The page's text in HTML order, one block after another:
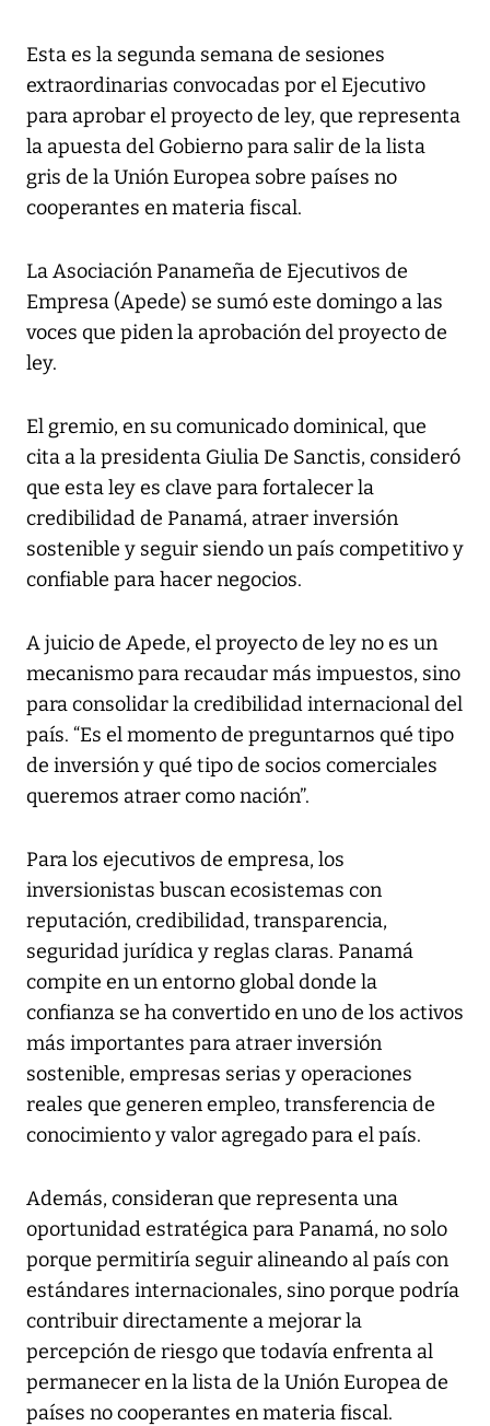
Esta es la segunda semana de sesiones
extraordinarias convocadas por el Ejecutivo
para aprobar el proyecto de ley, que representa
la apuesta del Gobierno para salir de la lista
gris de la Unión Europea sobre países no
cooperantes en materia fiscal.
La Asociación Panameña de Ejecutivos de
Empresa (Apede) se sumó este domingo a las
voces que piden la aprobación del proyecto de
ley.
El gremio, en su comunicado dominical, que
cita a la presidenta Giulia De Sanctis, consideró
que esta ley es clave para fortalecer la
credibilidad de Panamá, atraer inversión
sostenible y seguir siendo un país competitivo y
confiable para hacer negocios.
A juicio de Apede, el proyecto de ley no es un
mecanismo para recaudar más impuestos, sino
para consolidar la credibilidad internacional del
país. “Es el momento de preguntarnos qué tipo
de inversión y qué tipo de socios comerciales
queremos atraer como nación”.
Para los ejecutivos de empresa, los
inversionistas buscan ecosistemas con
reputación, credibilidad, transparencia,
seguridad jurídica y reglas claras. Panamá
compite en un entorno global donde la
confianza se ha convertido en uno de los activos
más importantes para atraer inversión
sostenible, empresas serias y operaciones
reales que generen empleo, transferencia de
conocimiento y valor agregado para el país.
Además, consideran que representa una
oportunidad estratégica para Panamá, no solo
porque permitiría seguir alineando al país con
estándares internacionales, sino porque podría
contribuir directamente a mejorar la
percepción de riesgo que todavía enfrenta al
permanecer en la lista de la Unión Europea de
países no cooperantes en materia fiscal.